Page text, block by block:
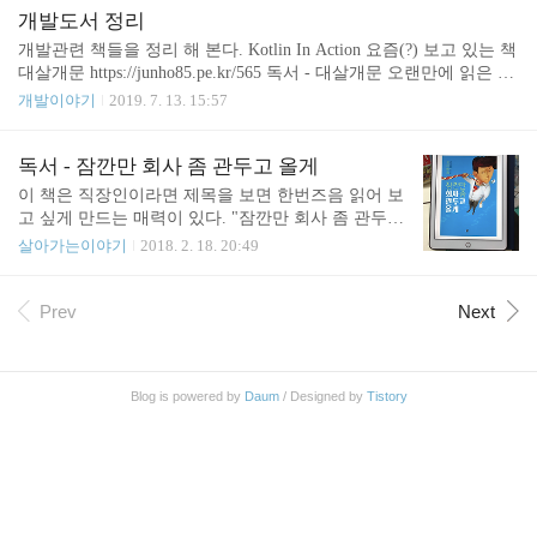
상 오르기 3. 목표. 몸무게 63kg 달성 계획 2. 독서 1.
한 달에 한 권 이상 읽기 (업무, 만화 제외) 2. 독서 감
상문 쓰기 3. 읽..
관심이 많이 갖고 있습니다. 결국 관련해서 책도 몇
권 구입하고 절판된 책은 도서관에 상호대차도 신청
해 둔 상태입니다. 김봉진 대 junho85.pe.kr 이 책을
읽으면서 김봉진 대표의 책 중 "청년창업, 8권의 책
으로 시작하다"라는 책이 궁금해서 읽어 보게 되었습
도서관에서 빌려보았습니다. 다 읽고 보니 내용이 참
괜찮았습니다. 중고서점을 뒤져서라도 한 권 구비해
둬야 되겠습니다. 김봉진 대표가 창..
개발도서 정리
개발관련 책들을 정리 해 본다. Kotlin In Action 요즘(?) 보고 있는 책
대살개문 https://junho85.pe.kr/565 독서 - 대살개문 오랜만에 읽은 책.
개발자 뿐 아니라 비개발자도 읽어 보면 좋을 것 같다. 이 책에는 저
r 토비의 스프링 3, 3.1 https://junho85.pe.kr/383 토비의 스프링 3.1 7
장 스프링 핵심 기술의 응용 읽다가 작년 초에 토비의 스프링 3 으로
스터디 했을 때 여기까지 스터디 했었던 것 같다. (작년에 보긴 했었
지만 기억 나는게 별로 없다는 건 슬픔) 올해 토비의 스프링 3.1 로
스터디..
개발이야기 2019. 7. 13. 15:57
독서 - 잠깐만 회사 좀 관두고 올게
이 책은 직장인이라면 제목을 보면 한번즈음 읽어 보
고 싶게 만드는 매력이 있다. "잠깐만 회사 좀 관두고
올게" 라니, 평범한 직장인이라면 쉽게 내뱉지 못할
년 일본에서 나온 소설이고 소설대상도 수상 했다고
고 인쇄 관련 중견기업에 입사하게 되었다. 기업에
살아가는이야기 2018. 2. 18. 20:49
Prev Next
Blog is powered by Daum/ Designed by Tistory